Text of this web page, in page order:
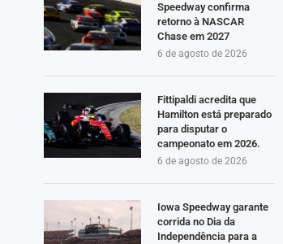
Speedway confirma
retorno à NASCAR
Chase em 2027
6 de agosto de 2026
Fittipaldi acredita que
Hamilton está preparado
para disputar o
campeonato em 2026.
6 de agosto de 2026
Iowa Speedway garante
corrida no Dia da
Independência para a